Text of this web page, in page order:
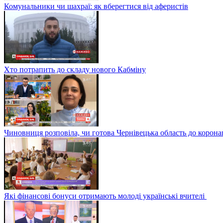
Комунальники чи шахраї: як вберегтися від аферистів
Хто потрапить до складу нового Кабміну
Чиновниця розповіла, чи готова Чернівецька область до
Які фінансові бонуси отримають молоді українські вчителі